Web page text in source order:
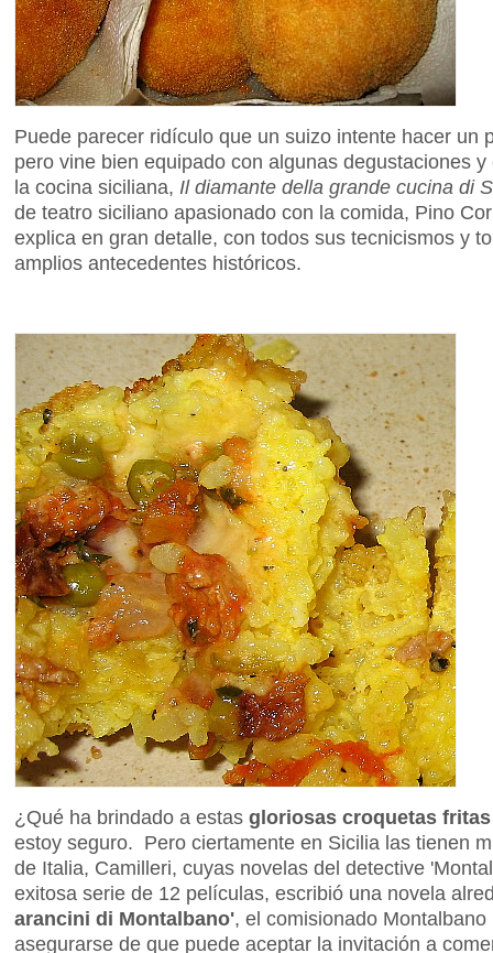
Puede parecer ridículo que un suizo intente hacer un
pero vine bien equipado con algunas degustaciones
la cocina siciliana, Il diamante della grande cucina di
de teatro siciliano apasionado con la comida, Pino
explica en gran detalle, con todos sus tecnicismos y
amplios antecedentes históricos.
¿Qué ha brindado a estas gloriosas croquetas
estoy seguro. Pero ciertamente en Sicilia las tienen
de Italia, Camilleri, cuyas novelas del detective
exitosa serie de 12 películas, escribió una novela
arancini di Montalbano', el comisionado
asegurarse de que puede aceptar la invitación a